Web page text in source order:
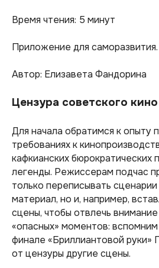
Время чтения: 5 минут
Приложение для саморазвития.
Автор: Елизавета Фандорина
Цензура советского кино
Для начала обратимся к опыту
требованиях к
кафкианских бюрократических
легенды. Режиссерам подчас
только переписывать
материал, но и, например,
сцены, чтобы отвлечь
«опасных» моментов:
финале «Бриллиантовой руки»
от цензуры другие сцены.